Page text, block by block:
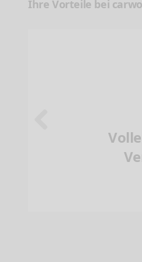
Ihre Vorteile bei